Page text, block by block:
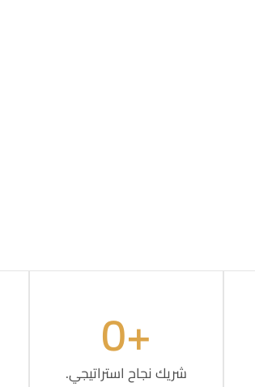
شريك نجاح استراتيجي.
+
0